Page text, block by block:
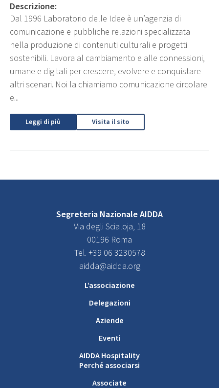
Descrizione:
Dal 1996 Laboratorio delle Idee è un’agenzia di
comunicazione e pubbliche relazioni specializzata
nella produzione di contenuti culturali e progetti
sostenibili. Lavora al cambiamento e alle connessioni,
umane e digitali per crescere, evolvere e conquistare
altri scenari. Noi la chiamiamo comunicazione circolare
e...
Leggi di più Visita il sito
Segreteria Nazionale AIDDA
Via degli Scialoja, 18
00196 Roma
Tel. +39 06 3230578
aidda@aidda.org
L’associazione
Delegazioni
Aziende
Eventi
AIDDA Hospitality
Perché associarsi
Associate